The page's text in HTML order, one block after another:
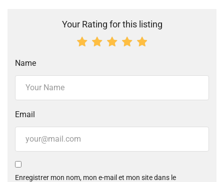
Your Rating for this listing
Name
Email
Enregistrer mon nom, mon e-mail et mon site dans le